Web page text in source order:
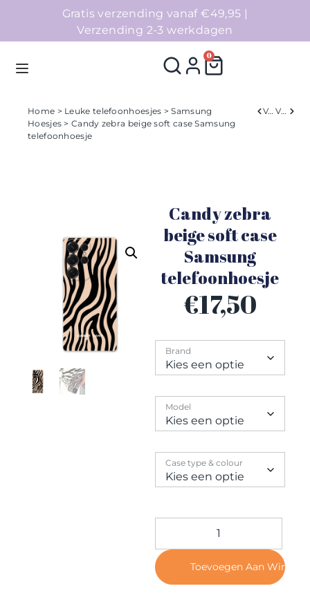
Gratis verzending vanaf €49,95 |
Verzending 2-3 werkdagen
0
Homepage
Collecties
Contact
Home > Leuke telefoonhoesjes >Samsung
Hoesjes > Candy zebra beige soft case Samsung
telefoonhoesje
Verleden Volgend
Candy zebra
beige soft case
Samsung
telefoonhoesje
€17,50
Brand
Model
Case type & colour
Toevoegen Aan